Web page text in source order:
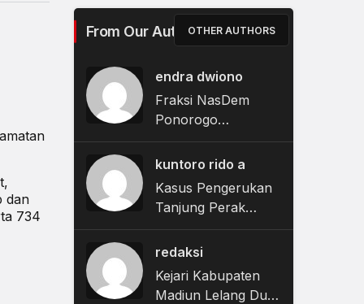
dan
734
Yang Digaji Kecil
dan Terabaikan
Nasibnya
From Our AuthorsOTHER AUTHORS
endra dwiono
Fraksi NasDem
Ponorogo
Kembalikan Rp748
Juta Terkait Dugaan
Perumahan DPRD
kuntoro rido a
Kasus Pengerukan
Tanjung Perak
Masuk Tahap
Tuntutan, JPU
Pengganti Nihil
redaksi
Kejari Kabupaten
Madiun Lelang Dua